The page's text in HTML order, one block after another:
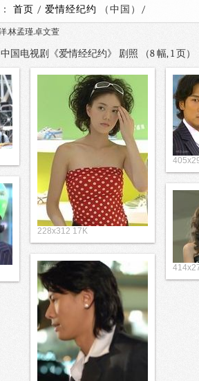
首页 / 爱情经纪约 （中国
.林孟瑾.卓文萱
中国电视剧《爱情经纪约》 剧照 （8 幅, 1
228x312 17K